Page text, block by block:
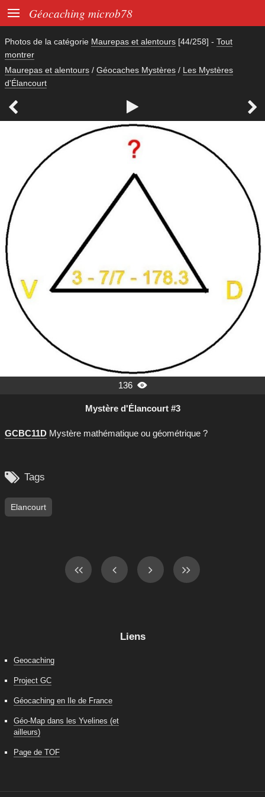
 Géocaching microb78
Photos de la catégorie Maurepas et alentours [44/258] - Tout
montrer
Maurepas et alentours / Géocaches Mystères / Les Mystères
d'Élancourt
  
136 
Mystère d'Élancourt #3
GCBC11D Mystère mathématique ou géométrique ?
 Tags
Elancourt
Liens
Geocaching
Project GC
Géocaching en Ile de France
Géo-Map dans les Yvelines (et
ailleurs)
Page de TOF